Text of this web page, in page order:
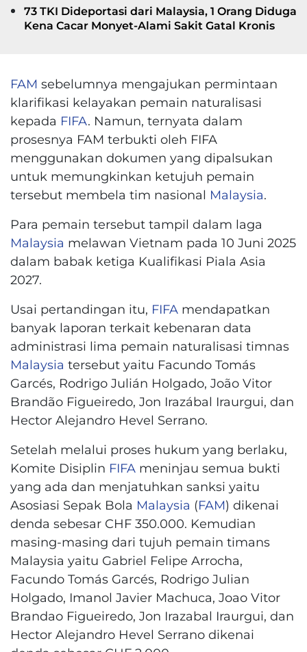
73 TKI Dideportasi dari Malaysia, 1 Orang Diduga
Kena Cacar Monyet-Alami Sakit Gatal Kronis
FAM sebelumnya mengajukan permintaan
klarifikasi kelayakan pemain naturalisasi
kepada FIFA. Namun, ternyata dalam
prosesnya FAM terbukti oleh FIFA
menggunakan dokumen yang dipalsukan
untuk memungkinkan ketujuh pemain
tersebut membela tim nasional Malaysia.
Para pemain tersebut tampil dalam laga
Malaysia melawan Vietnam pada 10 Juni 2025
dalam babak ketiga Kualifikasi Piala Asia
2027.
Usai pertandingan itu, FIFA mendapatkan
banyak laporan terkait kebenaran data
administrasi lima pemain naturalisasi timnas
Malaysia tersebut yaitu Facundo Tomás
Garcés, Rodrigo Julián Holgado, João Vitor
Brandão Figueiredo, Jon Irazábal Iraurgui, dan
Hector Alejandro Hevel Serrano.
Setelah melalui proses hukum yang berlaku,
Komite Disiplin FIFA meninjau semua bukti
yang ada dan menjatuhkan sanksi yaitu
Asosiasi Sepak Bola Malaysia (FAM) dikenai
denda sebesar CHF 350.000. Kemudian
masing-masing dari tujuh pemain timans
Malaysia yaitu Gabriel Felipe Arrocha,
Facundo Tomás Garcés, Rodrigo Julian
Holgado, Imanol Javier Machuca, Joao Vitor
Brandao Figueiredo, Jon Irazabal Iraurgui, dan
Hector Alejandro Hevel Serrano dikenai